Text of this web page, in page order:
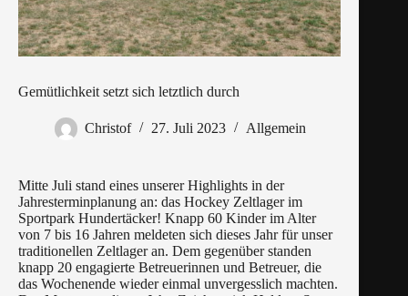
Gemütlichkeit setzt sich letztlich durch
Christof 27. Juli 2023 Allgemein
Mitte Juli stand eines unserer Highlights in der
Jahresterminplanung an: das Hockey Zeltlager im
Sportpark Hundertäcker! Knapp 60 Kinder im Alter
von 7 bis 16 Jahren meldeten sich dieses Jahr für unser
traditionellen Zeltlager an. Dem gegenüber standen
knapp 20 engagierte Betreuerinnen und Betreuer, die
das Wochenende wieder einmal unvergesslich machten.